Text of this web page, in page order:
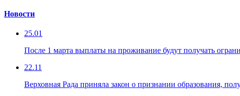
Новости
25.01
После 1 марта выплаты на проживание будут получать
22.11
Верховная Рада приняла закон о признании образования,